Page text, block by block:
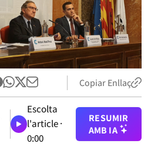
Copiar Enllaç
Escolta
l'article ·
0:00
RESUMIR
AMB IA